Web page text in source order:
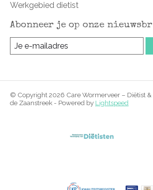
Werkgebied dietist
Abonneer je op onze
© Copyright 2026 Care Wormerveer – Diëtist &
de Zaanstreek - Powered by Lightspeed